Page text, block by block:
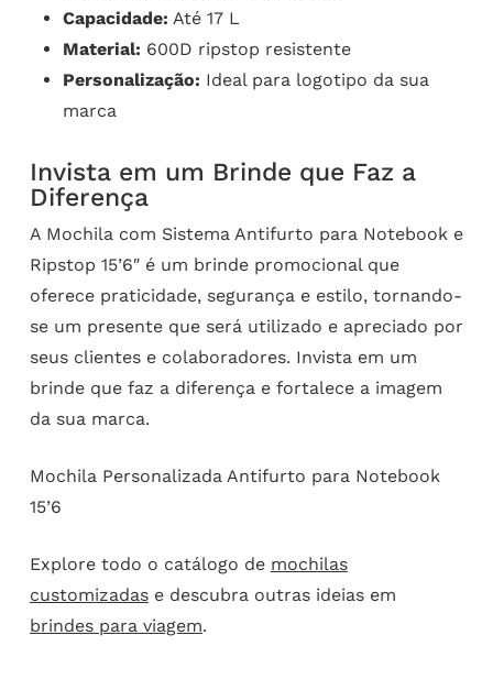
Capacidade: Até 17 L
Material: 600D ripstop resistente
Personalização: Ideal para logotipo da sua
marca
Invista em um Brinde que Faz a
Diferença
A Mochila com Sistema Antifurto para Notebook e
Ripstop 15’6″ é um brinde promocional que
oferece praticidade, segurança e estilo, tornando-
se um presente que será utilizado e apreciado por
seus clientes e colaboradores. Invista em um
brinde que faz a diferença e fortalece a imagem
da sua marca.
Mochila Personalizada Antifurto para Notebook
15’6
Explore todo o catálogo de mochilas
customizadase descubra outras ideias em
brindes para viagem.